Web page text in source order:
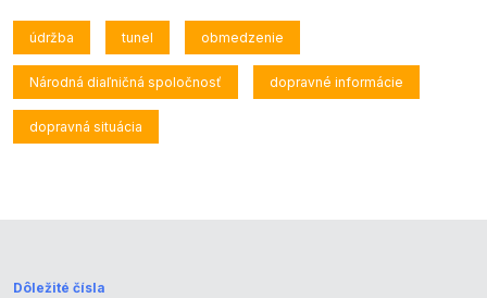
údržba tunel obmedzenie
Národná diaľničná spoločnosť dopravné informácie
dopravná situácia
Dôležité čísla